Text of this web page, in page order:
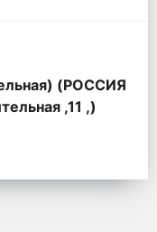
(РОССИЯ
,11 ,)